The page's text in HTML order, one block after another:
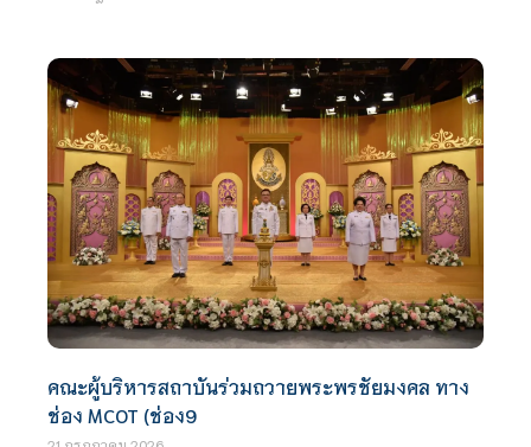
คณะผู้บริหารสถาบันร่วมถวายพระพรชัยมงคล ทาง
ช่อง MCOT (ช่อง9